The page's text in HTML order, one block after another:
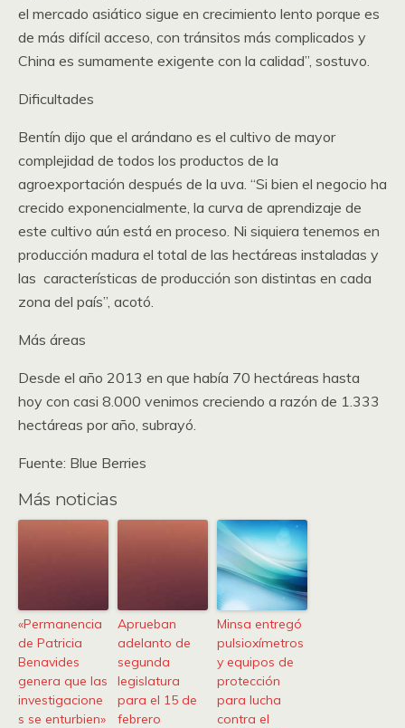
el mercado asiático sigue en crecimiento lento porque es
de más difícil acceso, con tránsitos más complicados y
China es sumamente exigente con la calidad”, sostuvo.
Dificultades
Bentín dijo que el arándano es el cultivo de mayor
complejidad de todos los productos de la
agroexportación después de la uva. “Si bien el negocio ha
crecido exponencialmente, la curva de aprendizaje de
este cultivo aún está en proceso. Ni siquiera tenemos en
producción madura el total de las hectáreas instaladas y
las características de producción son distintas en cada
zona del país”, acotó.
Más áreas
Desde el año 2013 en que había 70 hectáreas hasta
hoy con casi 8.000 venimos creciendo a razón de 1.333
hectáreas por año, subrayó.
Fuente: Blue Berries
Más noticias
«Permanencia
de Patricia
Benavides
genera que las
investigacione
s se enturbien»
Aprueban
adelanto de
segunda
legislatura
para el 15 de
febrero
Minsa entregó
pulsioxímetros
y equipos de
protección
para lucha
contra el